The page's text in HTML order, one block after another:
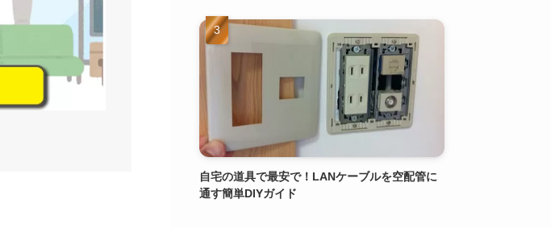
自宅の道具で最安で！LANケーブルを空配管に
通す簡単DIYガイド